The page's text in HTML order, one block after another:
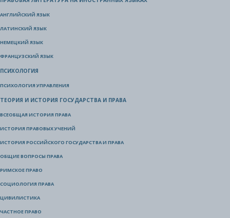
АНГЛИЙСКИЙ ЯЗЫК
ЛАТИНСКИЙ ЯЗЫК
НЕМЕЦКИЙ ЯЗЫК
ФРАНЦУЗСКИЙ ЯЗЫК
ПСИХОЛОГИЯ
ПСИХОЛОГИЯ УПРАВЛЕНИЯ
ТЕОРИЯ И ИСТОРИЯ ГОСУДАРСТВА И ПРАВА
ВСЕОБЩАЯ ИСТОРИЯ ПРАВА
ИСТОРИЯ ПРАВОВЫХ УЧЕНИЙ
ИСТОРИЯ РОССИЙСКОГО ГОСУДАРСТВА И ПРАВА
ОБЩИЕ ВОПРОСЫ ПРАВА
РИМСКОЕ ПРАВО
СОЦИОЛОГИЯ ПРАВА
ЦИВИЛИСТИКА
ЧАСТНОЕ ПРАВО